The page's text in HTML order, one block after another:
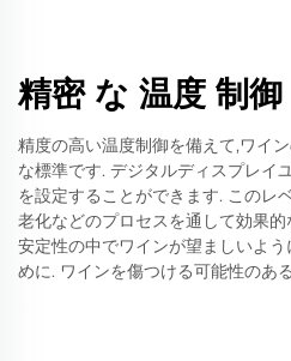
精密 な 温度 制御
精度の高い温度制御を備えて,ワイ
な標準です. デジタルディスプレイ
を設定することができます. このレ
老化などのプロセスを通して効果
安定性の中でワインが望ましいよ
めに. ワインを傷つける可能性のある